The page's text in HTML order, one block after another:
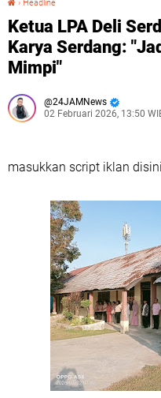
› Headline
Ketua LPA Deli
Karya Serdang:
Mimpi"
24JAMNews
02 Februari 2026, 13:50
masukkan script iklan disini